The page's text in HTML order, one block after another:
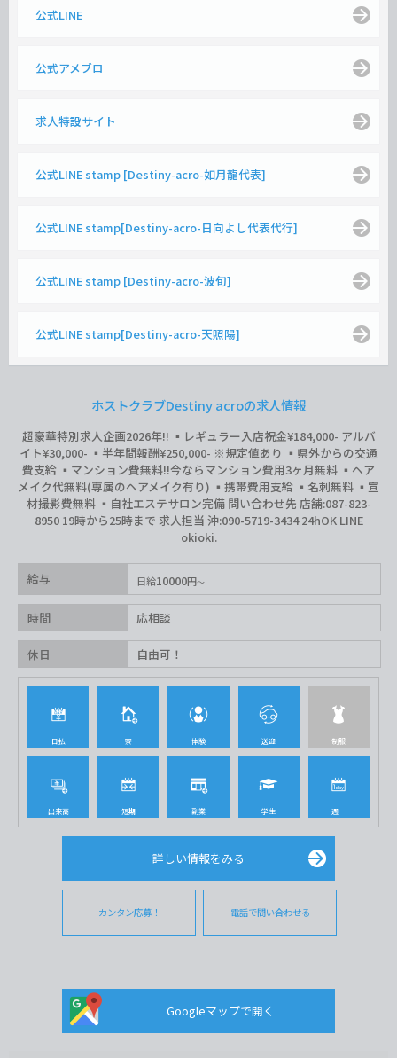
公式LINE
公式アメブロ
求人特設サイト
公式LINE stamp [Destiny-acro-如月龍代表]
公式LINE stamp[Destiny-acro-日向よし代表代行]
公式LINE stamp [Destiny-acro-波旬]
公式LINE stamp[Destiny-acro-天照陽]
ホストクラブDestiny acroの求人情報
超豪華特別求人企画2026年‼︎ ▪️レギュラー入店祝金¥184,000- アルバ
イト¥30,000- ▪️半年間報酬¥250,000- ※規定値あり ▪️県外からの交通
費支給 ▪️マンション費無料‼︎今ならマンション費用3ヶ月無料 ▪️ヘア
メイク代無料(専属のヘアメイク有り) ▪️携帯費用支給 ▪️名刺無料 ▪️宣
材撮影費無料 ▪️自社エステサロン完備 問い合わせ先 店舗:087-823-
8950 19時から25時まで 求人担当 沖:090-5719-3434 24hOK LINE
okioki.
給与 日給10000円
時間 応相談
休日 自由可！
日払 寮 体験 送迎 制服
出来高 短期 副業 学生 週一
詳しい情報をみる
カンタン応募！ 電話で問い合わせる
Googleマップで開く